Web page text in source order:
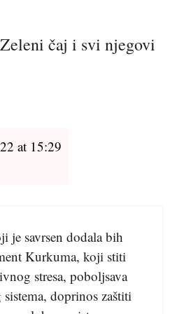
čaj i svi njegovi
at 15:29
je savrsen dodala bih
Kurkuma, koji stiti
stresa, poboljsava
doprinos zaštiti